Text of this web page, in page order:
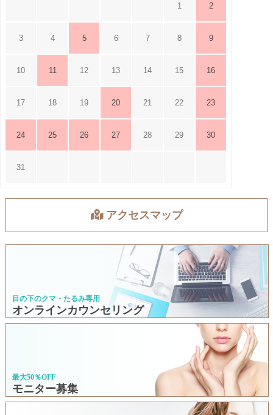
1 2
3 4 5 6 7 8 9
10 11 12 13 14 15 16
17 18 19 20 21 22 23
24 25 26 27 28 29 30
31
アクセスマップ
目の下のクマ・たるみ専用
オンラインカウンセリング
最大50％OFF
モニター募集